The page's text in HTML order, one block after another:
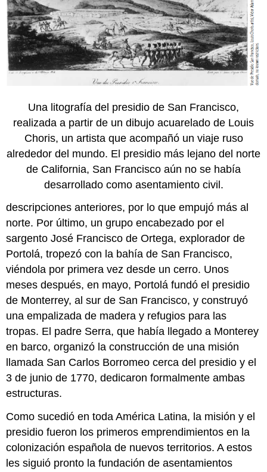
Una litografía del presidio de San Francisco,
realizada a partir de un dibujo acuarelado de Louis
Choris, un artista que acompañó un viaje ruso
alrededor del mundo. El presidio más lejano del norte
de California, San Francisco aún no se había
desarrollado como asentamiento civil.
descripciones anteriores, por lo que empujó más al
norte. Por último, un grupo encabezado por el
sargento José Francisco de Ortega, explorador de
Portolá, tropezó con la bahía de San Francisco,
viéndola por primera vez desde un cerro. Unos
meses después, en mayo, Portolá fundó el presidio
de Monterrey, al sur de San Francisco, y construyó
una empalizada de madera y refugios para las
tropas. El padre Serra, que había llegado a Monterey
en barco, organizó la construcción de una misión
llamada San Carlos Borromeo cerca del presidio y el
3 de junio de 1770, dedicaron formalmente ambas
estructuras.
Como sucedió en toda América Latina, la misión y el
presidio fueron los primeros emprendimientos en la
colonización española de nuevos territorios. A estos
les siguió pronto la fundación de asentamientos